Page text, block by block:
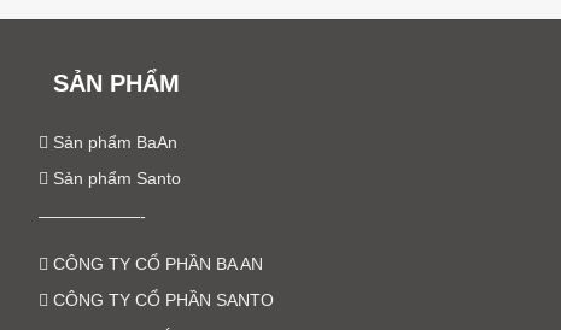
SẢN PHẨM
Sản phẩm BaAn
Sản phẩm Santo
——————-
CÔNG TY CỔ PHẦN BA AN
CÔNG TY CỔ PHẦN SANTO